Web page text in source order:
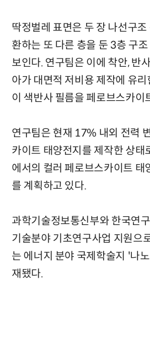
딱정벌레 표면은 두 장 나선구
환하는 또 다른 층을 둔 3층 구
보인다. 연구팀은 이에 착안, 반
아가 대면적 저비용 제작에 유
이 색반사 필름을 페로브스카이
연구팀은 현재 17% 내외 전력
카이트 태양전지를 제작한 상태
에서의 컬러 페로브스카이트 태
를 계획하고 있다.
과학기술정보통신부와 한국연
기술분야 기초연구사업 지원으
는 에너지 분야 국제학술지 '나
재됐다.